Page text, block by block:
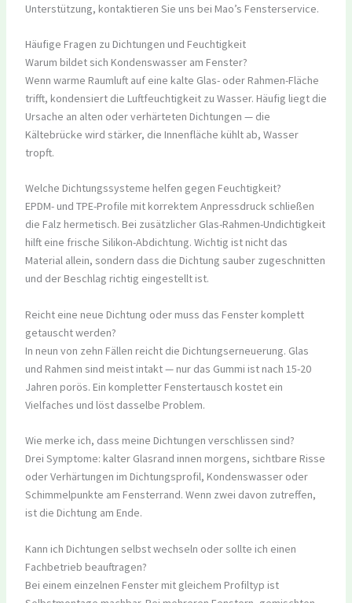
Unterstützung, kontaktieren Sie uns bei Mao’s Fensterservice.
Häufige Fragen zu Dichtungen und Feuchtigkeit
Warum bildet sich Kondenswasser am Fenster?
Wenn warme Raumluft auf eine kalte Glas- oder Rahmen-Fläche
trifft, kondensiert die Luftfeuchtigkeit zu Wasser. Häufig liegt die
Ursache an alten oder verhärteten Dichtungen — die
Kältebrücke wird stärker, die Innenfläche kühlt ab, Wasser
tropft.
Welche Dichtungssysteme helfen gegen Feuchtigkeit?
EPDM- und TPE-Profile mit korrektem Anpressdruck schließen
die Falz hermetisch. Bei zusätzlicher Glas-Rahmen-Undichtigkeit
hilft eine frische Silikon-Abdichtung. Wichtig ist nicht das
Material allein, sondern dass die Dichtung sauber zugeschnitten
und der Beschlag richtig eingestellt ist.
Reicht eine neue Dichtung oder muss das Fenster komplett
getauscht werden?
In neun von zehn Fällen reicht die Dichtungserneuerung. Glas
und Rahmen sind meist intakt — nur das Gummi ist nach 15-20
Jahren porös. Ein kompletter Fenstertausch kostet ein
Vielfaches und löst dasselbe Problem.
Wie merke ich, dass meine Dichtungen verschlissen sind?
Drei Symptome: kalter Glasrand innen morgens, sichtbare Risse
oder Verhärtungen im Dichtungsprofil, Kondenswasser oder
Schimmelpunkte am Fensterrand. Wenn zwei davon zutreffen,
ist die Dichtung am Ende.
Kann ich Dichtungen selbst wechseln oder sollte ich einen
Fachbetrieb beauftragen?
Bei einem einzelnen Fenster mit gleichem Profiltyp ist